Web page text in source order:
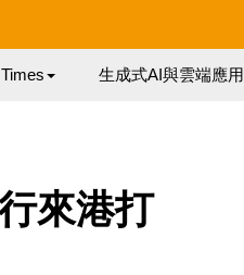
生成式AI與雲端應用
來港打